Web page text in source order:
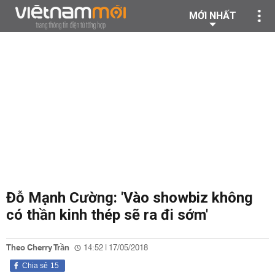
MỚI NHẤT
Đỗ Mạnh Cường: 'Vào showbiz không
có thần kinh thép sẽ ra đi sớm'
Theo Cherry Trần 14:52 | 17/05/2018
15
Chia sẻ